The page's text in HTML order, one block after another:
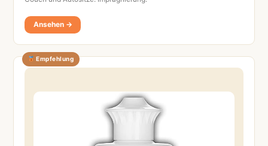
Ansehen →
Empfehlung